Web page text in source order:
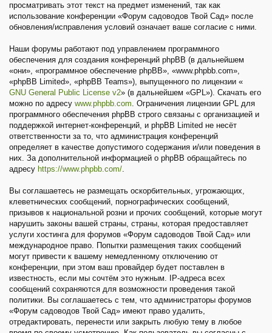
просматривать этот текст на предмет изменений, так как
использование конференции «Форум садоводов Твой Сад» после
обновления/исправления условий означает ваше согласие с ними.
Наши форумы работают под управлением программного
обеспечения для создания конференций phpBB (в дальнейшем
«они», «программное обеспечение phpBB», «www.phpbb.com»,
«phpBB Limited», «phpBB Teams»), выпущенного по лицензии «
GNU General Public License v2» (в дальнейшем «GPL»). Скачать его
можно по адресу www.phpbb.com. Ограничения лицензии GPL для
программного обеспечения phpBB строго связаны с организацией и
поддержкой интернет-конференций, и phpBB Limited не несёт
ответственности за то, что администрация конференций
определяет в качестве допустимого содержания и/или поведения в
них. За дополнительной информацией о phpBB обращайтесь по
адресу https://www.phpbb.com/.
Вы соглашаетесь не размещать оскорбительных, угрожающих,
клеветнических сообщений, порнографических сообщений,
призывов к национальной розни и прочих сообщений, которые могут
нарушить законы вашей страны, страны, которая предоставляет
услуги хостинга для форумов «Форум садоводов Твой Сад» или
международное право. Попытки размещения таких сообщений
могут привести к вашему немедленному отключению от
конференции, при этом ваш провайдер будет поставлен в
известность, если мы сочтём это нужным. IP-адреса всех
сообщений сохраняются для возможности проведения такой
политики. Вы соглашаетесь с тем, что администраторы форумов
«Форум садоводов Твой Сад» имеют право удалить,
отредактировать, перенести или закрыть любую тему в любое